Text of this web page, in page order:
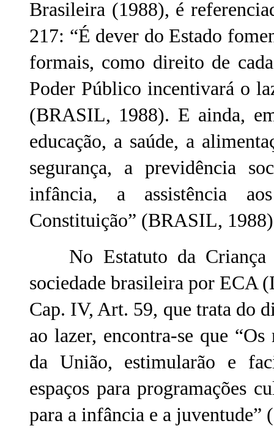
Brasileira (1988), é
217: “É dever do Estado
formais, como direito de
Poder Público incentivará o
(BRASIL, 1988). E ainda,
educação, a saúde, a
segurança, a previdência
infância, a assistência
Constituição” (BRASIL,
No Estatuto da Criança
sociedade brasileira por ECA
Cap. IV, Art. 59, que trata do
ao lazer, encontra-se que
da União, estimularão e
espaços para programações
para a infância e a